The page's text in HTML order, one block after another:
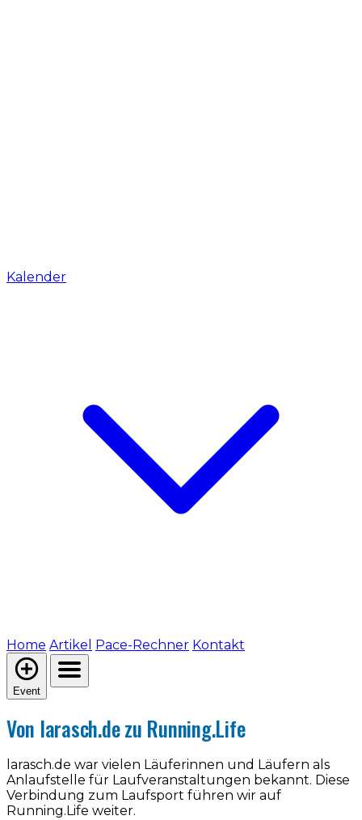
Kalender
Home Artikel Pace-Rechner Kontakt
Event
Von larasch.de zu Running.Life
larasch.de war vielen Läuferinnen und Läufern als
Anlaufstelle für Laufveranstaltungen bekannt. Diese
Verbindung zum Laufsport führen wir auf
Running.Life weiter.